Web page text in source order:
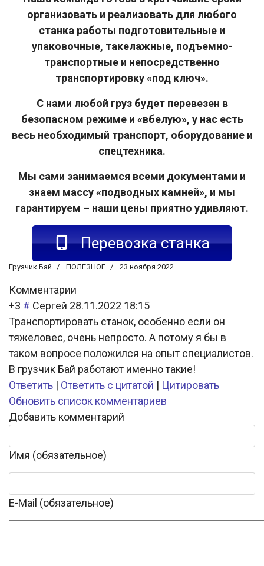
организовать и реализовать для любого
станка работы подготовительные и
упаковочные, такелажные, подъемно-
транспортные и непосредственно
транспортировку «под ключ».
С нами любой груз будет перевезен в
безопасном режиме и «вбелую», у нас есть
весь необходимый транспорт, оборудование и
спецтехника.
Мы сами занимаемся всеми документами и
знаем массу «подводных камней», и мы
гарантируем – наши цены приятно удивляют.
Перевозка станка
Грузчик Бай ПОЛЕЗНОЕ 23 ноября 2022
Комментарии
+3 # Сергей 28.11.2022 18:15
Транспортировать станок, особенно если он
тяжеловес, очень непросто. А потому я бы в
таком вопросе положился на опыт специалистов.
В грузчик Бай работают именно такие!
Ответить | Ответить с цитатой | Цитировать
Обновить список комментариев
Добавить комментарий
Имя (обязательное)
E-Mail (обязательное)